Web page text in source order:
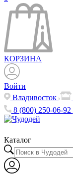
КОРЗИНА
Войти
Владивосток
8 (800) 250-06-92
Каталог